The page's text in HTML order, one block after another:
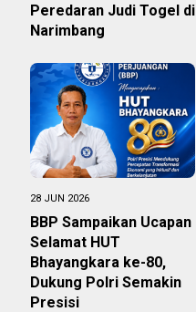
Peredaran Judi Togel di
Narimbang
28 JUN 2026
BBP Sampaikan Ucapan
Selamat HUT
Bhayangkara ke-80,
Dukung Polri Semakin
Presisi